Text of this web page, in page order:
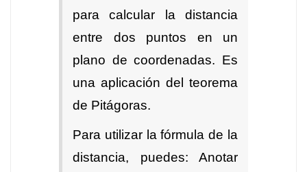
para calcular la distancia
entre dos puntos en un
plano de coordenadas. Es
una aplicación del teorema
de Pitágoras.
Para utilizar la fórmula de la
distancia, puedes: Anotar